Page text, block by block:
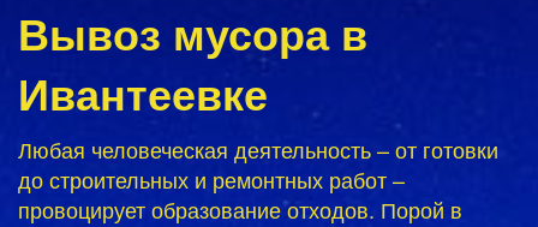
Вывоз мусора в
Ивантеевке
Любая человеческая деятельность – от готовки
до строительных и ремонтных работ –
провоцирует образование отходов. Порой в